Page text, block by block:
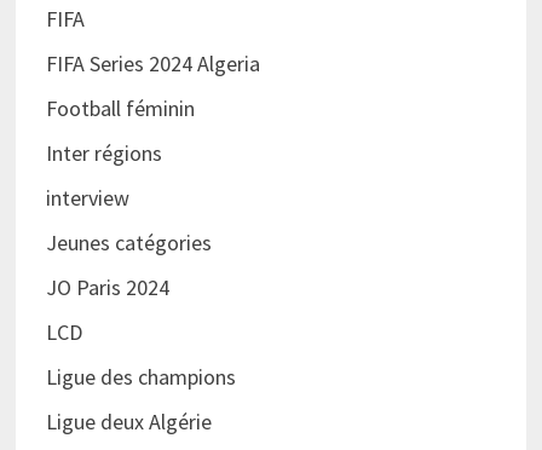
FIFA
FIFA Series 2024 Algeria
Football féminin
Inter régions
interview
Jeunes catégories
JO Paris 2024
LCD
Ligue des champions
Ligue deux Algérie